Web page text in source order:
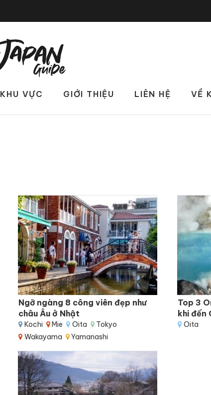
KHU VỰC GIỚI THIỆU LIÊN HỆ VỀ
Ngỡ ngàng 8 công viên đẹp như
châu Âu ở Nhật
Kochi Mie Oita
Tokyo
Wakayama
Yamanashi
Top 3
khi đến
Oita